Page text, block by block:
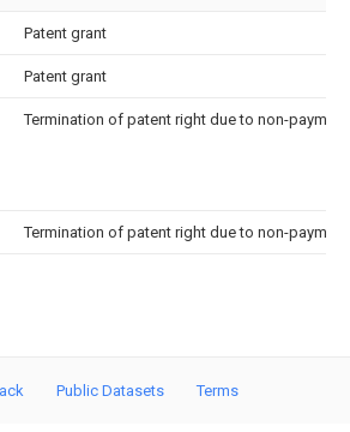
Patent grant
Patent grant
Termination of patent right due to non-
Termination of patent right due to non-
Public Datasets
Terms